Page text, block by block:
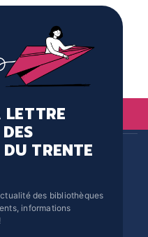
TRENTE
des bibliothèques
informations